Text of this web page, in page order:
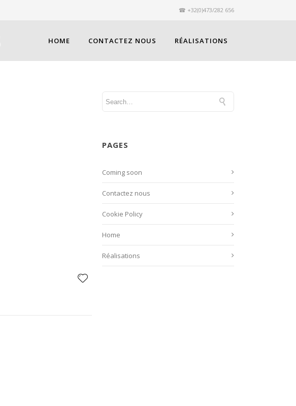
☎ +32(0)473/282 656
HOME CONTACTEZ NOUS RÉALISATIONS
PAGES
Coming soon
Contactez nous
Cookie Policy
Home
Réalisations